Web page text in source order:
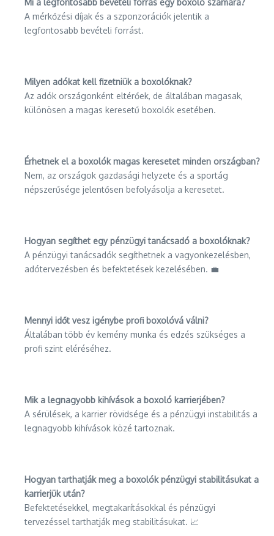
Mi a legfontosabb bevételi forrás egy boxoló számára?
A mérkőzési díjak és a szponzorációk jelentik a
legfontosabb bevételi forrást.
Milyen adókat kell fizetniük a boxolóknak?
Az adók országonként eltérőek, de általában magasak,
különösen a magas keresetű boxolók esetében.
Érhetnek el a boxolók magas keresetet minden országban?
Nem, az országok gazdasági helyzete és a sportág
népszerűsége jelentősen befolyásolja a keresetet.
Hogyan segíthet egy pénzügyi tanácsadó a boxolóknak?
A pénzügyi tanácsadók segíthetnek a vagyonkezelésben,
adótervezésben és befektetések kezelésében. 💼
Mennyi időt vesz igénybe profi boxolóvá válni?
Általában több év kemény munka és edzés szükséges a
profi szint eléréséhez.
Mik a legnagyobb kihívások a boxoló karrierjében?
A sérülések, a karrier rövidsége és a pénzügyi instabilitás a
legnagyobb kihívások közé tartoznak.
Hogyan tarthatják meg a boxolók pénzügyi stabilitásukat a
karrierjük után?
Befektetésekkel, megtakarításokkal és pénzügyi
tervezéssel tarthatják meg stabilitásukat. 📈